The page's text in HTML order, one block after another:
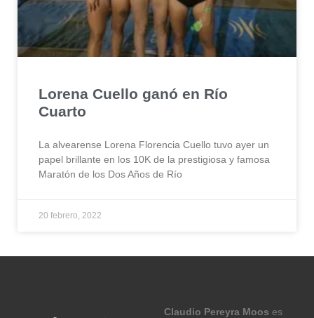
Lorena Cuello ganó en Río
Cuarto
La alvearense Lorena Florencia Cuello tuvo ayer un
papel brillante en los 10K de la prestigiosa y famosa
Maratón de los Dos Años de Río
20 febrero, 2022
Claudio Pereyra Moos es